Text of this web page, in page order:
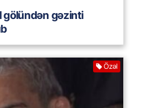
gölündən gəzinti
Özəl